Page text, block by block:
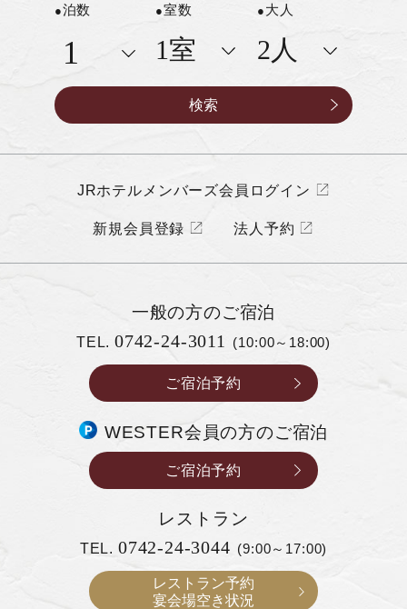
泊数 室数 大人
JRホテルメンバーズ会員ログイン
新規会員登録 法人予約
一般の方のご宿泊
TEL. 0742-24-3011 (10:00～18:00)
ご宿泊予約
WESTER会員の方のご宿泊
ご宿泊予約
レストラン
TEL. 0742-24-3044 (9:00～17:00)
レストラン予約
宴会場空き状況